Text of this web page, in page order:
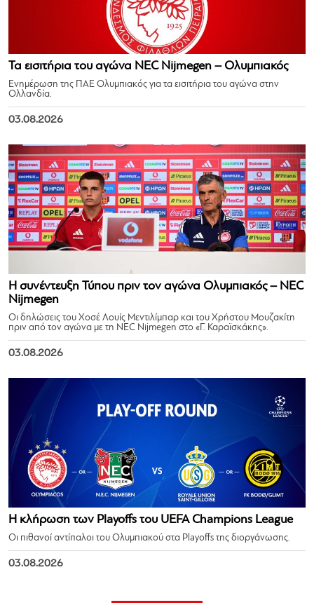
Τα εισιτήρια του αγώνα NEC Nijmegen – Ολυμπιακός
Ενημέρωση της ΠΑΕ Ολυμπιακός για τα εισιτήρια του αγώνα στην
Ολλανδία.
03.08.2026
Η συνέντευξη Τύπου πριν τον αγώνα Ολυμπιακός – NEC
Nijmegen
Οι δηλώσεις του Χοσέ Λουίς Μεντιλίμπαρ και του Χρήστου Μουζακίτη
πριν από τον αγώνα με τη NEC Nijmegen στο «Γ. Καραϊσκάκης».
03.08.2026
Η κλήρωση των Playoffs του UEFA Champions League
Οι πιθανοί αντίπαλοι του Ολυμπιακού στα Playoffs της διοργάνωσης.
03.08.2026